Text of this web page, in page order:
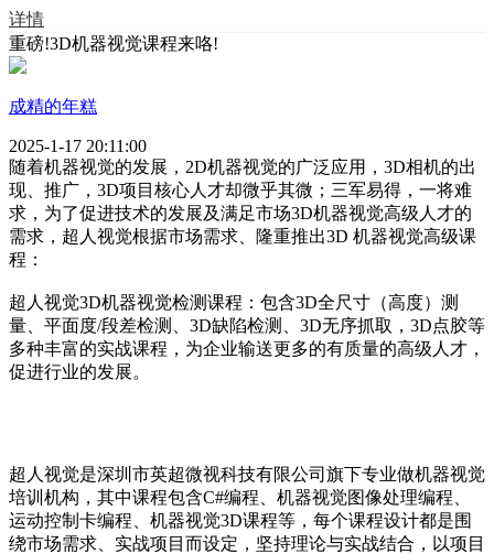
详情
重磅!3D机器视觉课程来咯!
成精的年糕
2025-1-17 20:11:00
随着机器视觉的发展，2D机器视觉的广泛应用，3D相机的出
现、推广，3D项目核心人才却微乎其微；三军易得，一将难
求，为了促进技术的发展及满足市场3D机器视觉高级人才的
需求，超人视觉根据市场需求、隆重推出3D 机器视觉高级课
程：
超人视觉3D机器视觉检测课程：包含3D全尺寸（高度）测
量、平面度/段差检测、3D缺陷检测、3D无序抓取，3D点胶等
多种丰富的实战课程，为企业输送更多的有质量的高级人才，
促进行业的发展。
超人视觉是深圳市英超微视科技有限公司旗下专业做机器视觉
培训机构，其中课程包含C#编程、机器视觉图像处理编程、
运动控制卡编程、机器视觉3D课程等，每个课程设计都是围
绕市场需求、实战项目而设定，坚持理论与实战结合，以项目